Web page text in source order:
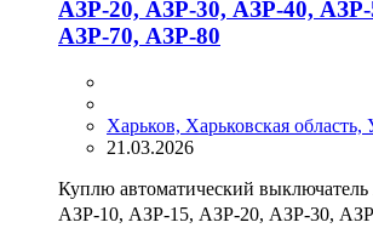
АЗР-20, АЗР-30, АЗР-40,
АЗР-70, АЗР-80
Харьков, Харьковская область,
21.03.2026
Куплю автоматический
АЗР-10, АЗР-15, АЗР-20, АЗР-30,